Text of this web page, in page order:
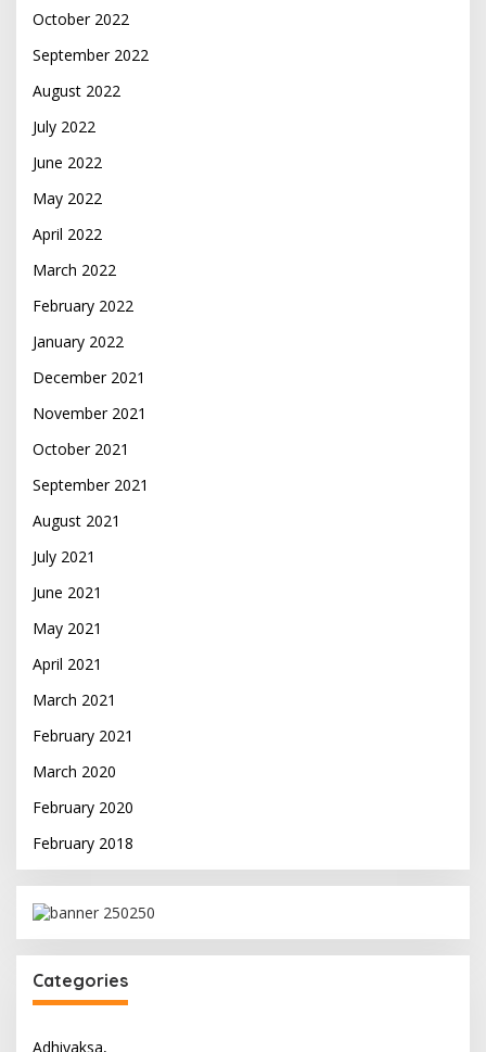
October 2022
September 2022
August 2022
July 2022
June 2022
May 2022
April 2022
March 2022
February 2022
January 2022
December 2021
November 2021
October 2021
September 2021
August 2021
July 2021
June 2021
May 2021
April 2021
March 2021
February 2021
March 2020
February 2020
February 2018
Categories
Adhiyaksa,